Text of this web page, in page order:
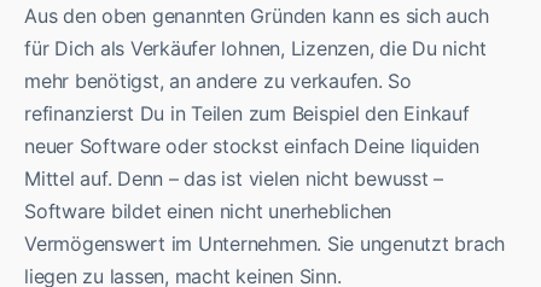
Aus den oben genannten Gründen kann es sich auch
für Dich als Verkäufer lohnen, Lizenzen, die Du nicht
mehr benötigst, an andere zu verkaufen. So
refinanzierst Du in Teilen zum Beispiel den Einkauf
neuer Software oder stockst einfach Deine liquiden
Mittel auf. Denn – das ist vielen nicht bewusst –
Software bildet einen nicht unerheblichen
Vermögenswert im Unternehmen. Sie ungenutzt brach
liegen zu lassen, macht keinen Sinn.